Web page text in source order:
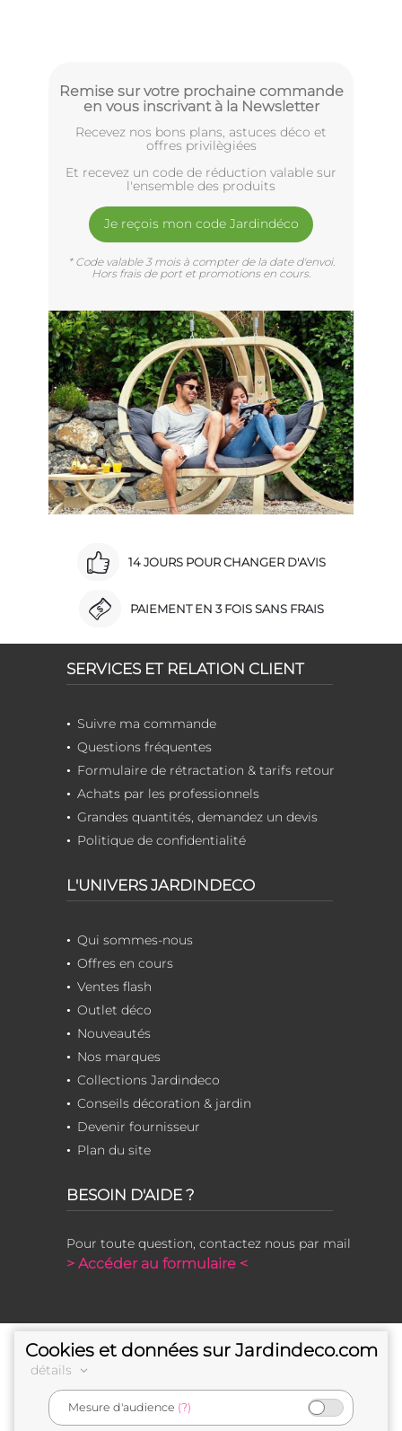
Remise sur votre prochaine commande
en vous inscrivant à la Newsletter
Recevez nos bons plans, astuces déco et
offres privilègiées
Et recevez un code de réduction valable sur
l'ensemble des produits
Je reçois mon code Jardindéco
* Code valable 3 mois à compter de la date d'envoi.
Hors frais de port et promotions en cours.
14 JOURS POUR CHANGER D'AVIS
PAIEMENT EN 3 FOIS SANS FRAIS
SERVICES ET RELATION CLIENT
Suivre ma commande
Questions fréquentes
Formulaire de rétractation & tarifs retour
Achats par les professionnels
Grandes quantités, demandez un devis
Politique de confidentialité
L'UNIVERS JARDINDECO
Qui sommes-nous
Offres en cours
Ventes flash
Outlet déco
Nouveautés
Nos marques
Collections Jardindeco
Conseils décoration & jardin
Devenir fournisseur
Plan du site
BESOIN D'AIDE ?
Pour toute question, contactez nous par mail
> Accéder au formulaire <
Cookies et données sur Jardindeco.com
détails
Mesure d'audience (?)